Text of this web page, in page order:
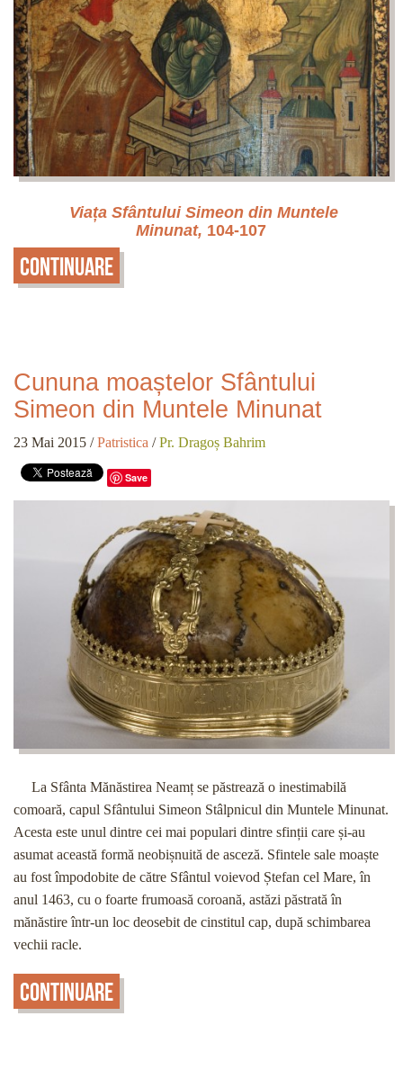
Viața Sfântului Simeon din Muntele
Minunat, 104-107
Continuare
Cununa moaștelor Sfântului
Simeon din Muntele Minunat
23 Mai 2015 /Patristica /Pr. Dragoș Bahrim
Save
La Sfânta Mănăstirea Neamț se păstrează o inestimabilă
comoară, capul Sfântului Simeon Stâlpnicul din Muntele Minunat.
Acesta este unul dintre cei mai populari dintre sfinții care și-au
asumat această formă neobișnuită de asceză. Sfintele sale moaște
au fost împodobite de către Sfântul voievod Ștefan cel Mare, în
anul 1463, cu o foarte frumoasă coroană, astăzi păstrată în
mănăstire într-un loc deosebit de cinstitul cap, după schimbarea
vechii racle.
Continuare